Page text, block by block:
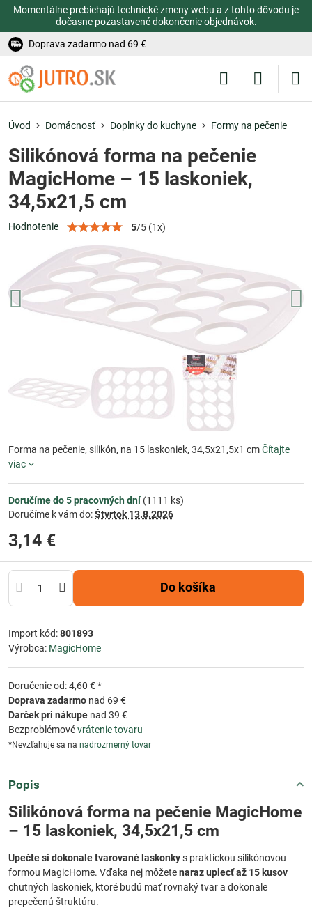
Momentálne prebiehajú technické zmeny webu a z tohto dôvodu je
dočasne pozastavené dokončenie objednávok.
Doprava zadarmo nad 69 €
Úvod Domácnosť Doplnky do kuchyne Formy na pečenie
Silikónová forma na pečenie
MagicHome – 15 laskoniek,
34,5x21,5 cm
Hodnotenie 5/5 (1x)
Forma na pečenie, silikón, na 15 laskoniek, 34,5x21,5x1 cmČítajte
viac
Doručíme do 5 pracovných dní(1111 ks)
Doručíme k vám do:Štvrtok 13.8.2026
3,14 €
Do košíka
Import kód:801893
Výrobca: MagicHome
Doručenie od: 4,60 € *
Doprava zadarmo nad 69 €
Darček pri nákupe nad 39 €
Bezproblémovévrátenie tovaru
*Nevzťahuje sa na nadrozmerný tovar
Popis
Silikónová forma na pečenie MagicHome
– 15 laskoniek, 34,5x21,5 cm
Upečte si dokonale tvarované laskonkys praktickou silikónovou
formou MagicHome. Vďaka nej môžetenaraz upiecť až 15 kusov
chutných laskoniek, ktoré budú mať rovnaký tvar a dokonale
prepečenú štruktúru.